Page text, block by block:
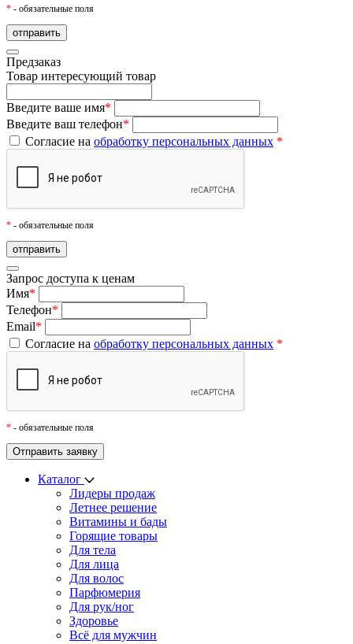
* - обязательные поля
Предзаказ
Товар интересующий товар
Введите ваше имя*
Введите ваш телефон*
Согласие на обработку персональных данных *
* - обязательные поля
Запрос доступа к ценам
Имя*
Телефон*
Email*
Согласие на обработку персональных данных *
* - обязательные поля
Каталог
Лидеры продаж
Летнее решение
Витамины и бады
Горящие товары
Для тела
Для лица
Для волос
Парфюмерия
Для рук/ног
Здоровье
Всё для мужчин